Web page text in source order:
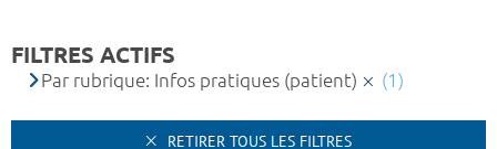
FILTRES ACTIFS
Par rubrique: Infos pratiques (patient) (1)
RETIRER TOUS LES FILTRES